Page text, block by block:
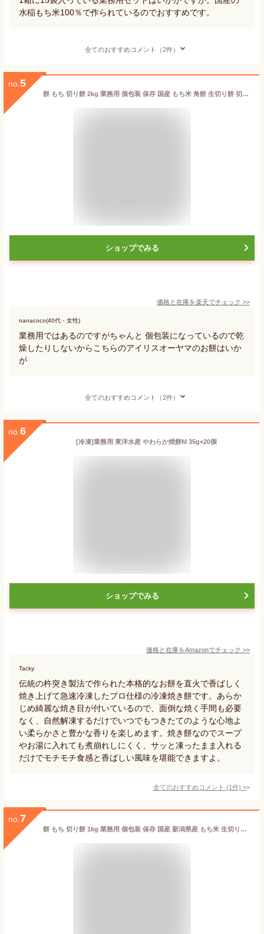
水稲もち米100％で作られているのでおすすめです。
全てのおすすめコメント（2件）
no. 5
餅 もち 切り餅 2kg 業務用 個包装 保存 国産 もち米 角餅 生切り餅 切餅 きりもち おやつ お正月 年末 年始 お雑煮 元旦 お餅 おもち 非常食 備蓄 お菓子 mochi モチ アイリスオーヤマ アイリスフーズ 生きりもち 国内産水稲もち米100%使用 * 初売[2606SX]
ショップでみる
価格と在庫を楽天でチェック >>
nanacoco(40代・女性)
業務用ではあるのですがちゃんと 個包装になっているので乾
燥したりしないからこちらのアイリスオーヤマのお餅はいか
が
全てのおすすめコメント（2件）
no. 6
[冷凍]業務用 東洋水産 やわらか焼餅M 35g×20個
ショップでみる
価格と在庫をAmazonでチェック >>
Tacky
伝統の杵突き製法で作られた本格的なお餅を直火で香ばしく
焼き上げて急速冷凍したプロ仕様の冷凍焼き餅です。あらか
じめ綺麗な焼き目が付いているので、面倒な焼く手間も必要
なく、自然解凍するだけでいつでもつきたてのような心地よ
い柔らかさと豊かな香りを楽しめます。焼き餅なのでスープ
やお湯に入れても煮崩れしにくく、サッと凍ったまま入れる
だけでモチモチ食感と香ばしい風味を堪能できますよ。
全てのおすすめコメント (1件) >
no. 7
餅 もち 切り餅 1kg 業務用 個包装 保存 国産 新潟県産 もち米 生切り餅 切餅 きりもち おやつ お正月 年末 年始 元旦 お餅 おもち 非常食 備蓄 お菓子 モチ アイリスオーヤマ アイリスフーズ 新潟こがねもち 新潟県産水稲もち米使用 *